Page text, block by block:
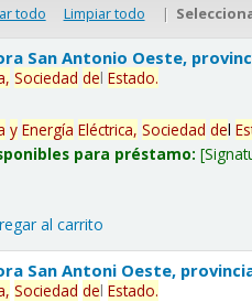
todo Limpiar todo |
San Antonio Oeste,
Sociedad delEstado.
y Energía Eléctrica, Sociedad del
para préstamo:
al carrito
San Antoni Oeste,
Sociedad delEstado.